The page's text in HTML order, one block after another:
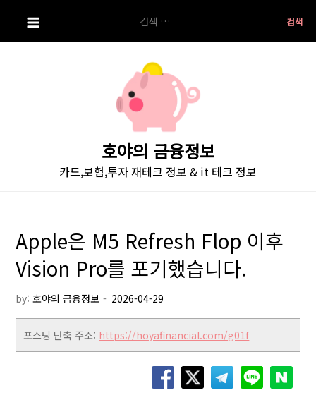
i
색:
호야의 금융정보
카드,보험,투자 재테크 정보 & it 테크 정보
Apple은 M5 Refresh Flop 이후
Vision Pro를 포기했습니다.
by:호야의 금융정보
포스팅 단축 주소: https://hoyafinancial.com/g01f